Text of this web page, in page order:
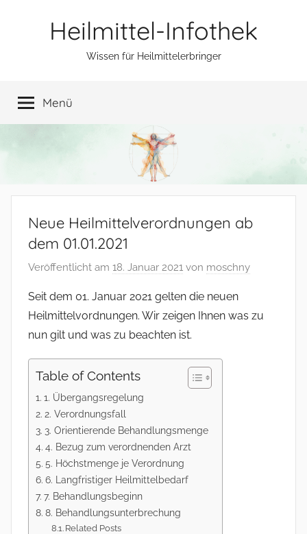
Heilmittel-Infothek
Wissen für Heilmittelerbringer
Menü
Neue Heilmittelverordnungen ab
dem 01.01.2021
Veröffentlicht am 18. Januar 2021 von moschny
Seit dem 01. Januar 2021 gelten die neuen
Heilmittelvordnungen. Wir zeigen Ihnen was zu
nun gilt und was zu beachten ist.
Table of Contents
1. Übergangsregelung
2. Verordnungsfall
3. Orientierende Behandlungsmenge
4. Bezug zum verordnenden Arzt
5. Höchstmenge je Verordnung
6. Langfristiger Heilmittelbedarf
7. Behandlungsbeginn
8. Behandlungsunterbrechung
Related Posts